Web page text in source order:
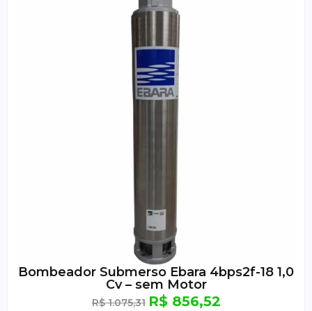
Bombeador Submerso Ebara 4bps2f-18 1,0
Cv – sem Motor
R$1.075,31 R$856,52